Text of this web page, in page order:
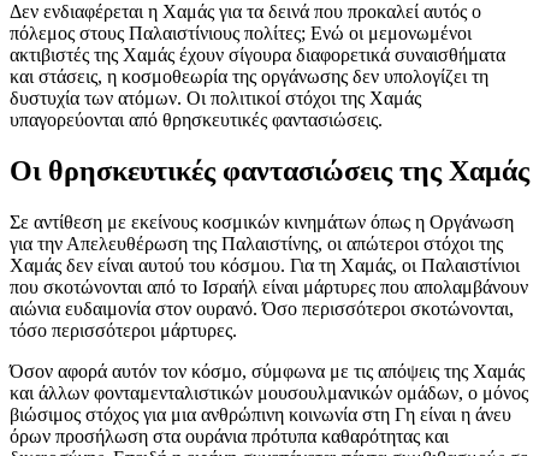
Δεν ενδιαφέρεται η Χαμάς για τα δεινά που προκαλεί αυτός ο
πόλεμος στους Παλαιστίνιους πολίτες; Ενώ οι μεμονωμένοι
ακτιβιστές της Χαμάς έχουν σίγουρα διαφορετικά συναισθήματα
και στάσεις, η κοσμοθεωρία της οργάνωσης δεν υπολογίζει τη
δυστυχία των ατόμων. Οι πολιτικοί στόχοι της Χαμάς
υπαγορεύονται από θρησκευτικές φαντασιώσεις.
Οι θρησκευτικές φαντασιώσεις της Χαμάς
Σε αντίθεση με εκείνους κοσμικών κινημάτων όπως η Οργάνωση
για την Απελευθέρωση της Παλαιστίνης, οι απώτεροι στόχοι της
Χαμάς δεν είναι αυτού του κόσμου. Για τη Χαμάς, οι Παλαιστίνιοι
που σκοτώνονται από το Ισραήλ είναι μάρτυρες που απολαμβάνουν
αιώνια ευδαιμονία στον ουρανό. Όσο περισσότεροι σκοτώνονται,
τόσο περισσότεροι μάρτυρες.
Όσον αφορά αυτόν τον κόσμο, σύμφωνα με τις απόψεις της Χαμάς
και άλλων φονταμενταλιστικών μουσουλμανικών ομάδων, ο μόνος
βιώσιμος στόχος για μια ανθρώπινη κοινωνία στη Γη είναι η άνευ
όρων προσήλωση στα ουράνια πρότυπα καθαρότητας και